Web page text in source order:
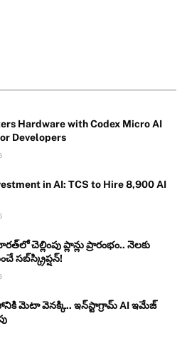
Hardware with Codex Micro AI
Developers
in AI: TCS to Hire 8,900 AI
చెల్లింపు ప్లాన్లు ప్రారంభం.. నెలకు
సబ్‌స్క్రిప్షన్!
మెటా వెనక్కి.. ఇన్‌స్టాగ్రామ్ AI ఇమేజ్